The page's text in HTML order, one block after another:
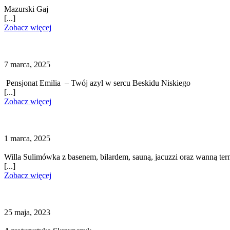
Mazurski Gaj
[...]
Zobacz więcej
7 marca, 2025
Pensjonat Emilia – Twój azyl w sercu Beskidu Niskiego
[...]
Zobacz więcej
1 marca, 2025
Willa Sulimówka z basenem, bilardem, sauną, jacuzzi oraz wanną
[...]
Zobacz więcej
25 maja, 2023